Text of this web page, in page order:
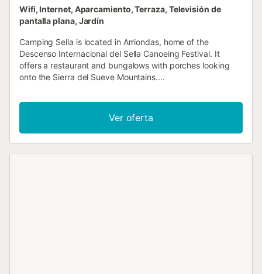
Wifi, Internet, Aparcamiento, Terraza, Televisión de
pantalla plana, Jardín
Camping Sella is located in Arriondas, home of the
Descenso Internacional del Sella Canoeing Festival. It
offers a restaurant and bungalows with porches looking
onto the Sierra del Sueve Mountains....
Ver oferta